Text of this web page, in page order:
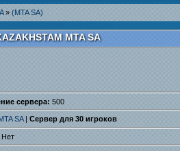
» (MTA SA)
MTA SA
сервера: 500
SA| Сервер для 30 игроков
Нет